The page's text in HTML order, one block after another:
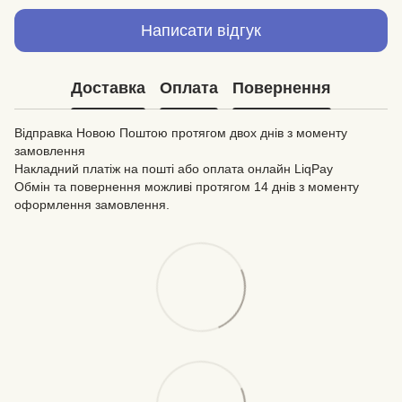
Написати відгук
Доставка Оплата Повернення
Відправка Новою Поштою протягом двох днів з моменту
замовлення
Накладний платіж на пошті або оплата онлайн LiqPay
Обмін та повернення можливі протягом 14 днів з моменту
оформлення замовлення.